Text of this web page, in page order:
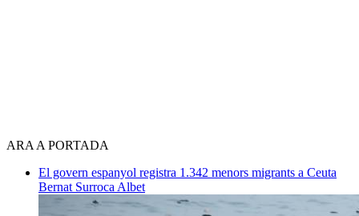
ARA A PORTADA
El govern espanyol registra 1.342 menors migrants a Ceuta
Bernat Surroca Albet